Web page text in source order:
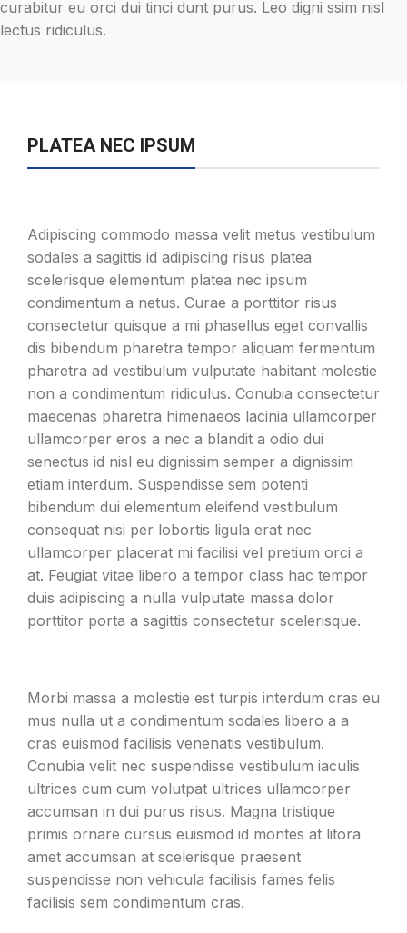
curabitur eu orci dui tinci dunt purus. Leo digni ssim nisl
lectus ridiculus.
PLATEA NEC IPSUM
Adipiscing commodo massa velit metus vestibulum
sodales a sagittis id adipiscing risus platea
scelerisque elementum platea nec ipsum
condimentum a netus. Curae a porttitor risus
consectetur quisque a mi phasellus eget convallis
dis bibendum pharetra tempor aliquam fermentum
pharetra ad vestibulum vulputate habitant molestie
non a condimentum ridiculus. Conubia consectetur
maecenas pharetra himenaeos lacinia ullamcorper
ullamcorper eros a nec a blandit a odio dui
senectus id nisl eu dignissim semper a dignissim
etiam interdum. Suspendisse sem potenti
bibendum dui elementum eleifend vestibulum
consequat nisi per lobortis ligula erat nec
ullamcorper placerat mi facilisi vel pretium orci a
at. Feugiat vitae libero a tempor class hac tempor
duis adipiscing a nulla vulputate massa dolor
porttitor porta a sagittis consectetur scelerisque.
Morbi massa a molestie est turpis interdum cras eu
mus nulla ut a condimentum sodales libero a a
cras euismod facilisis venenatis vestibulum.
Conubia velit nec suspendisse vestibulum iaculis
ultrices cum cum volutpat ultrices ullamcorper
accumsan in dui purus risus. Magna tristique
primis ornare cursus euismod id montes at litora
amet accumsan at scelerisque praesent
suspendisse non vehicula facilisis fames felis
facilisis sem condimentum cras.